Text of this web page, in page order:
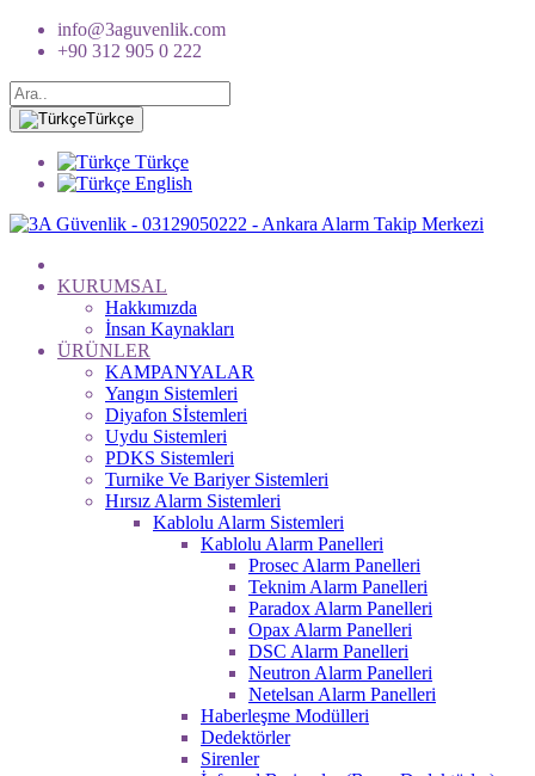
info@3aguvenlik.com
+90 312 905 0 222
Türkçe
Türkçe
English
KURUMSAL
Hakkımızda
İnsan Kaynakları
ÜRÜNLER
KAMPANYALAR
Yangın Sistemleri
Diyafon Sİstemleri
Uydu Sistemleri
PDKS Sistemleri
Turnike Ve Bariyer Sistemleri
Hırsız Alarm Sistemleri
Kablolu Alarm Sistemleri
Kablolu Alarm Panelleri
Prosec Alarm Panelleri
Teknim Alarm Panelleri
Paradox Alarm Panelleri
Opax Alarm Panelleri
DSC Alarm Panelleri
Neutron Alarm Panelleri
Netelsan Alarm Panelleri
Haberleşme Modülleri
Dedektörler
Sirenler